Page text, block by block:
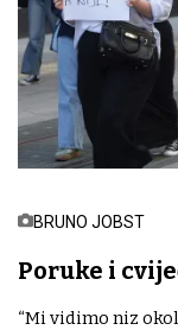
BRUNO JOBST
Poruke i
“Mi vidimo niz